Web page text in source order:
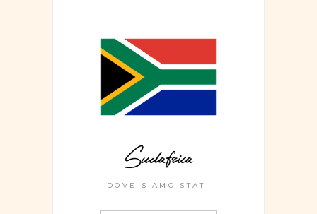
Sudafrica
DOVE SIAMO STATI